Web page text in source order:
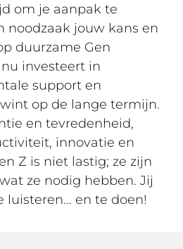
om je aanpak te
noodzaak jouw kans en
duurzame Gen
investeert in
support en
op de lange termijn.
en tevredenheid,
innovatie en
Z is niet lastig; ze zijn
ze nodig hebben. Jij
luisteren... en te doen!